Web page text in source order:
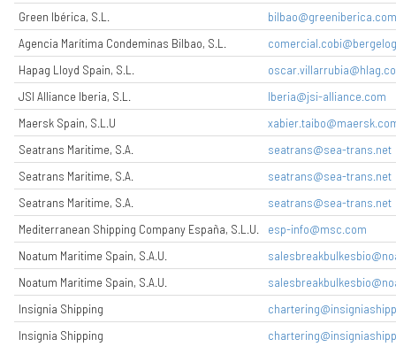
Green Ibérica, S.L.
bilbao@greeniberica.com
Agencia Marítima Condeminas Bilbao, S.L.
Hapag Lloyd Spain, S.L.
JSI Alliance Iberia, S.L.
Iberia@jsi-alliance.com
Maersk Spain, S.L.U
Seatrans Maritime, S.A.
seatrans@sea-trans.net
Seatrans Maritime, S.A.
seatrans@sea-trans.net
Seatrans Maritime, S.A.
seatrans@sea-trans.net
Mediterranean Shipping Company España, S.L.U.
esp-info@msc.com
Noatum Maritime Spain, S.A.U.
Noatum Maritime Spain, S.A.U.
Insignia Shipping
Insignia Shipping